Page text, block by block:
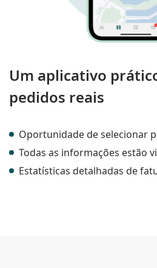
Um aplicativo
pedidos reais
Oportunidade de selecionar
Todas as informações estão
Estatísticas detalhadas de